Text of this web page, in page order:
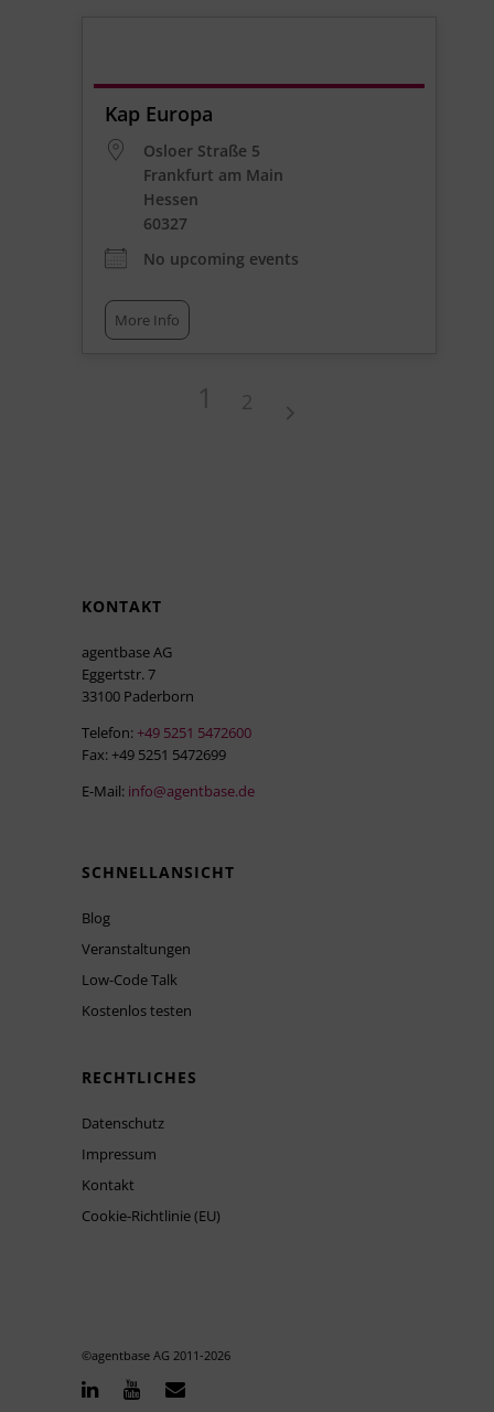
Kap Europa
Osloer Straße 5
Frankfurt am Main
Hessen
60327
No upcoming events
More Info
1 2
KONTAKT
agentbase AG
Eggertstr. 7
33100 Paderborn
Telefon: +49 5251 5472600
Fax: +49 5251 5472699
E-Mail: info@agentbase.de
SCHNELLANSICHT
Blog
Veranstaltungen
Low-Code Talk
Kostenlos testen
RECHTLICHES
Datenschutz
Impressum
Kontakt
Cookie-Richtlinie (EU)
©agentbase AG 2011-2026